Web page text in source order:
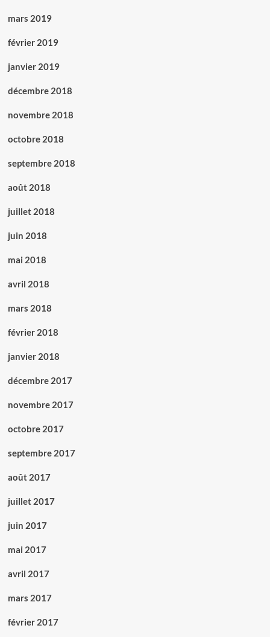
mars 2019
février 2019
janvier 2019
décembre 2018
novembre 2018
octobre 2018
septembre 2018
août 2018
juillet 2018
juin 2018
mai 2018
avril 2018
mars 2018
février 2018
janvier 2018
décembre 2017
novembre 2017
octobre 2017
septembre 2017
août 2017
juillet 2017
juin 2017
mai 2017
avril 2017
mars 2017
février 2017